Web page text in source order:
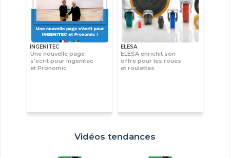
INGENITEC
Une nouvelle page
s'écrit pour Ingenitec
et Pronomic
ELESA
ELESA enrichit son
offre pour les roues
et roulettes
Vidéos tendances